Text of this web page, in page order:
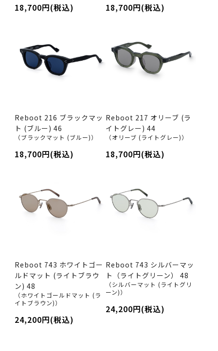
18,700円(税込) 18,700円(税込)
Reboot 216 ブラックマッ
ト (ブルー) 46
（ブラックマット (ブルー)）
18,700円(税込)
Reboot 217 オリーブ (ラ
イトグレー) 44
（オリーブ (ライトグレー)）
18,700円(税込)
Reboot 743 ホワイトゴー
ルドマット (ライトブラウ
ン) 48
（ホワイトゴールドマット (ラ
イトブラウン)）
24,200円(税込)
Reboot 743 シルバーマッ
ト（ライトグリーン） 48
（シルバーマット (ライトグリ
ーン)）
24,200円(税込)